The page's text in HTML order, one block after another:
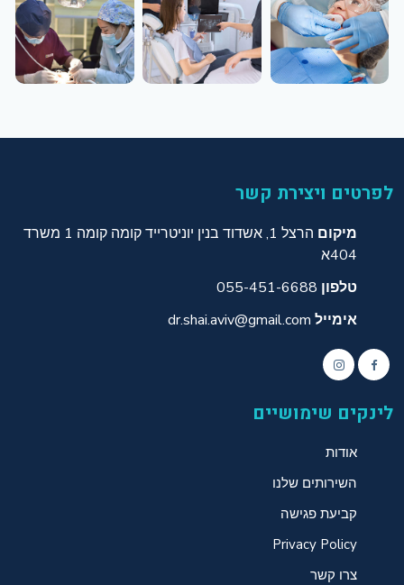
לפרטים ויצירת קשר
מיקום
הרצל 1, אשדוד בנין יוניטרייד קומה קומה 1 משרד
404א
טלפון 055-451-6688
אימייל dr.shai.aviv@gmail.com
לינקים שימושיים
אודות
השירותים שלנו
קביעת פגישה
Privacy Policy
צרו קשר